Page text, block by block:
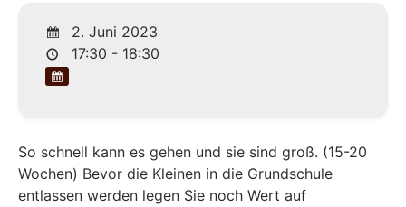
2. Juni 2023
17:30 - 18:30
So schnell kann es gehen und sie sind groß. (15-20
Wochen) Bevor die Kleinen in die Grundschule
entlassen werden legen Sie noch Wert auf